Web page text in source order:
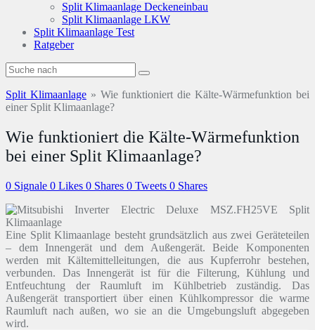
Split Klimaanlage Deckeneinbau
Split Klimaanlage LKW
Split Klimaanlage Test
Ratgeber
Split Klimaanlage» Wie funktioniert die Kälte-Wärmefunktion bei
einer Split Klimaanlage?
Wie funktioniert die Kälte-Wärmefunktion
bei einer Split Klimaanlage?
0 Signale 0 Likes 0 Shares 0 Tweets 0 Shares
Eine Split Klimaanlage besteht grundsätzlich aus zwei Geräteteilen
– dem Innengerät und dem Außengerät. Beide Komponenten
werden mit Kältemittelleitungen, die aus Kupferrohr bestehen,
verbunden. Das Innengerät ist für die Filterung, Kühlung und
Entfeuchtung der Raumluft im Kühlbetrieb zuständig. Das
Außengerät transportiert über einen Kühlkompressor die warme
Raumluft nach außen, wo sie an die Umgebungsluft abgegeben
wird.